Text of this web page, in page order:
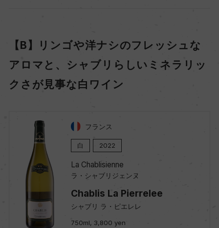
【B】リンゴや洋ナシのフレッシュな
アロマと、シャブリらしいミネラリッ
クさが見事な白ワイン
フランス
白 2022
La Chablisienne
ラ・シャブリジェンヌ
Chablis La Pierrelee
シャブリ ラ・ピエレレ
750ml, 3,800 yen